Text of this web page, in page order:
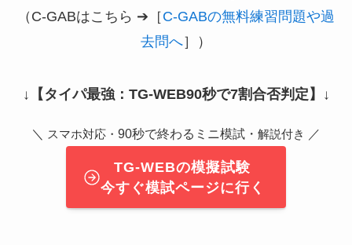
（C-GABはこちら ➔［C-GABの無料練習問題や過
去問へ］）
↓ 【タイパ最強：TG-WEB90秒で7割合否判定】 ↓
＼ スマホ対応・ 90秒で終わるミニ模試・ 解説付き ／
TG-WEBの模擬試験
今すぐ模試ページに行く